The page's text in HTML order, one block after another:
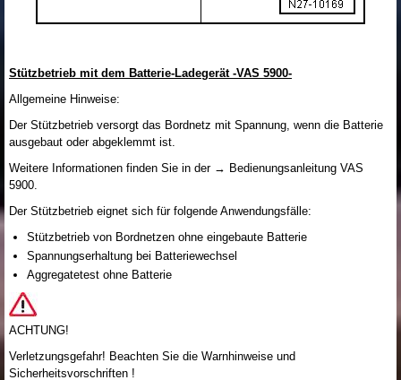
Stützbetrieb mit dem Batterie-Ladegerät -VAS 5900-
Allgemeine Hinweise:
Der Stützbetrieb versorgt das Bordnetz mit Spannung, wenn die Batterie
ausgebaut oder abgeklemmt ist.
Weitere Informationen finden Sie in der → Bedienungsanleitung VAS
5900.
Der Stützbetrieb eignet sich für folgende Anwendungsfälle:
Stützbetrieb von Bordnetzen ohne eingebaute Batterie
Spannungserhaltung bei Batteriewechsel
Aggregatetest ohne Batterie
ACHTUNG!
Verletzungsgefahr! Beachten Sie die Warnhinweise und
Sicherheitsvorschriften !